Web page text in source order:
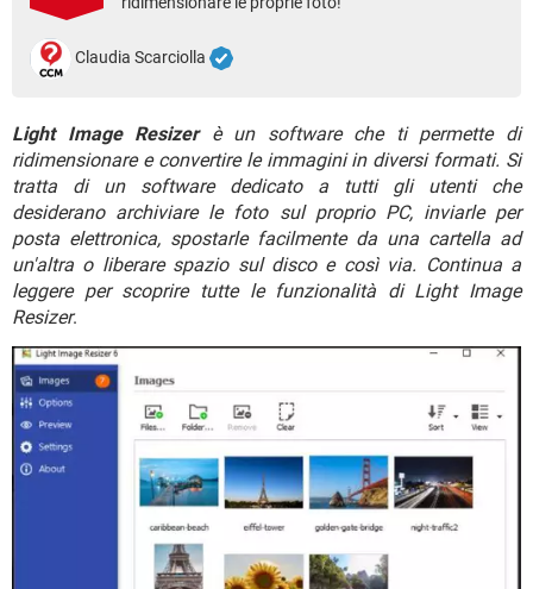
TIKTOK FACEBOOK
HARDWARE
Claudia Scarciolla
Light Image Resizerè un software che ti permette di
ridimensionare e convertire le immagini in diversi formati. Si
tratta di un software dedicato a tutti gli utenti che
desiderano archiviare le foto sul proprio PC, inviarle per
posta elettronica, spostarle facilmente da una cartella ad
un'altra o liberare spazio sul disco e così via. Continua a
leggere per scoprire tutte le funzionalità di Light Image
Resizer.